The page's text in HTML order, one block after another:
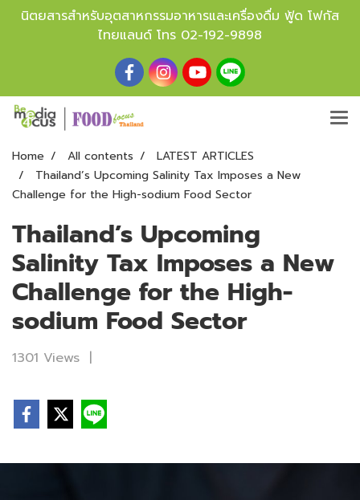
นิตยสารสำหรับอุตสาหกรรมอาหารและเครื่องดื่ม ฟู้ด โฟกัส
ไทยแลนด์ โทร 02-192-9898
Home All contents
LATEST ARTICLES
Thailand’s Upcoming Salinity Tax Imposes a New
Challenge for the High-sodium Food Sector
Thailand’s Upcoming
Salinity Tax Imposes a New
Challenge for the High-
sodium Food Sector
1301 Views |